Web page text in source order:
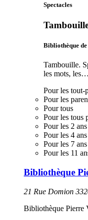
Spectacles
Bibliothèque
Tambouille.
les mots, les…
Pour les tout-
Pour les
Pour tous
Pour les tous
Pour les 2
Pour les 4
Pour les 7
Pour les 11
Bibliothèque
21 Rue Domion
Bibliothèque Pierre